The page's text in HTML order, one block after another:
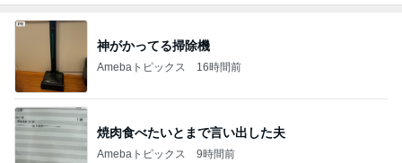
神がかってる掃除機
Amebaトピックス 16時間前
焼肉食べたいとまで言い出した夫
Amebaトピックス 9時間前